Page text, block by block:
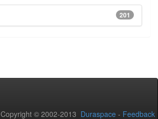
201
Copyright © 2002-2013 Duraspace - Feedback